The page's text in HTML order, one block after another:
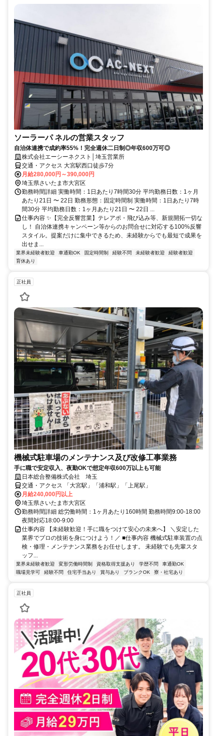
ソーラーパ ネルの営業スタッフ
自治体連携で成約率55%！完全週休二日制◎年収600万可◎
株式会社エーシーネクスト│埼玉営業所
交通・アクセス 大宮駅西口徒歩7分
月給280,000円～390,000円
埼玉県さいたま市大宮区
勤務時間詳細 実働時間：1日あたり7時間30分 平均勤務日数：1ヶ月
あたり21日 〜 22日 勤務形態：固定時間制 実働時間：1日あたり7時
間30分 平均勤務日数：1ヶ月あたり21日 〜 22日 ...
仕事内容 ✨️【完全反響営業】テレアポ・飛び込み等、新規開拓一切な
し！ 自治体連携キャンペーン等からのお問合せに対応する100%反響
スタイル。提案だけに集中できるため、未経験からでも最短で成果を
出せま...
業界未経験者歓迎 車通勤OK 固定時間制 経験不問 未経験者歓迎
経験者歓迎
育休あり
正社員
機械式駐車場のメンテナンス及び改修工事業務
手に職で安定収入、夜勤OKで想定年収600万以上も可能
日本総合整備株式会社 埼玉
交通・アクセス 「大宮駅」「浦和駅」「上尾駅」
月給240,000円以上
埼玉県さいたま市大宮区
勤務時間詳細 総労働時間：1ヶ月あたり160時間 勤務時間9:00-18:00
夜間対応18:00-9:00
仕事内容 【未経験歓迎！手に職をつけて安心の未来へ】 ＼安定した
業界でプロの技術を身につけよう！／ ■仕事内容 機械式駐車装置の点
検・修理・メンテナンス業務をお任せします。 未経験でも先輩スタ
ッフ...
業界未経験者歓迎 変形労働時間制 資格取得支援あり 学歴不問
車通勤OK
職場見学可
経験不問 住宅手当あり 賞与あり ブランクOK 寮・社宅あり
正社員